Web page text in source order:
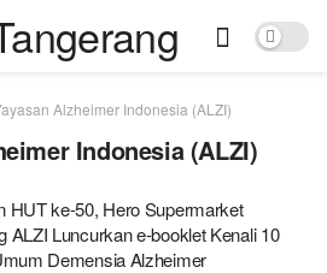
Alzheimer Indonesia (ALZI)
Indonesia (ALZI)
HUT ke-50, Hero Supermarket
ALZI Luncurkan e-booklet Kenali 10
Demensia Alzheimer